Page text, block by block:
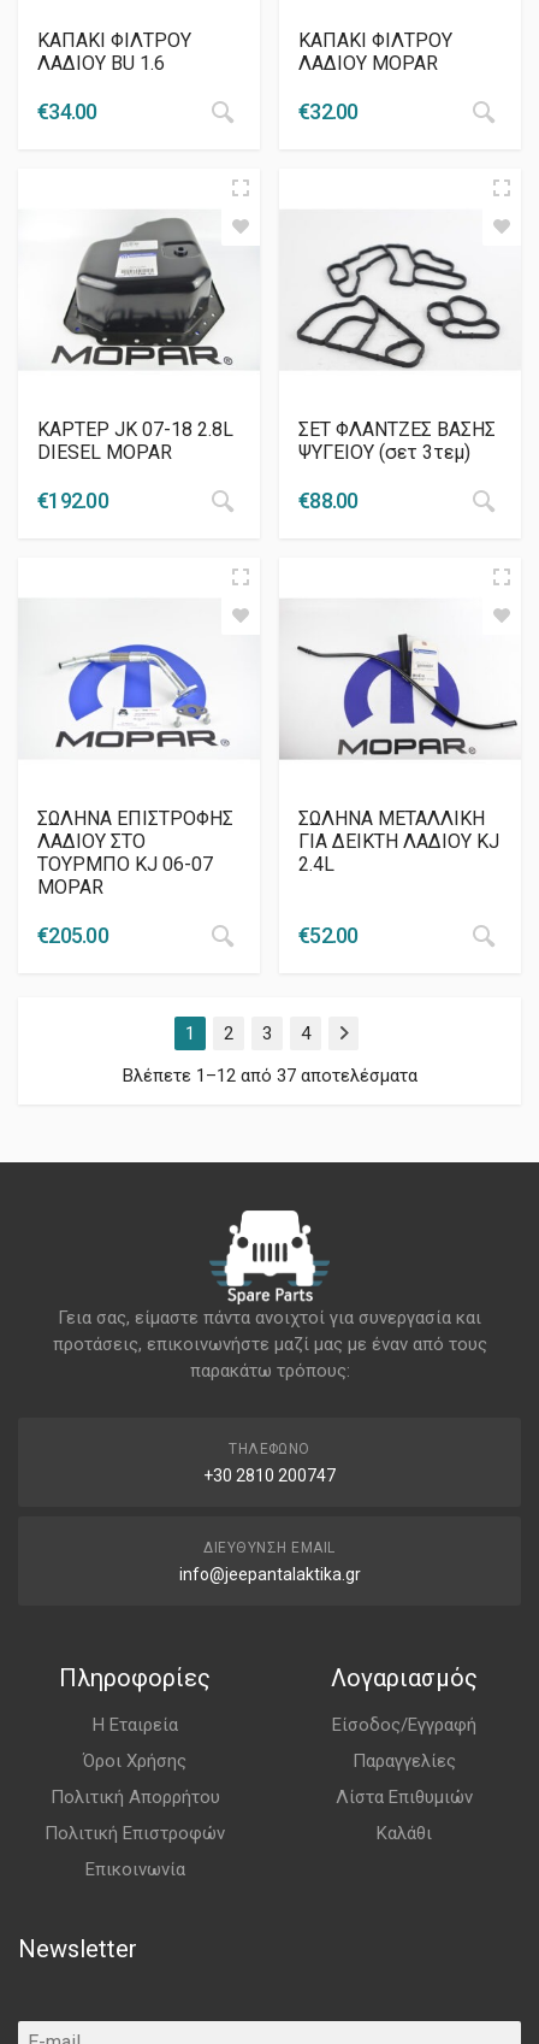
ΚΑΠΑΚΙ ΦΙΛΤΡΟΥ
ΛΑΔΙΟΥ BU 1.6
€34.00
ΚΑΠΑΚΙ ΦΙΛΤΡΟΥ
ΛΑΔΙΟΥ MOPAR
€32.00
ΚΑΡΤΕΡ JK 07-18 2.8L
DIESEL MOPAR
€192.00
ΣΕΤ ΦΛΑΝΤΖΕΣ ΒΑΣΗΣ
ΨΥΓΕΙΟΥ (σετ 3τεμ)
€88.00
ΣΩΛΗΝΑ ΕΠΙΣΤΡΟΦΗΣ
ΛΑΔΙΟΥ ΣΤΟ
ΤΟΥΡΜΠΟ KJ 06-07
MOPAR
€205.00
ΣΩΛΗΝΑ ΜΕΤΑΛΛΙΚΗ
ΓΙΑ ΔΕΙΚΤΗ ΛΑΔΙΟΥ KJ
2.4L
€52.00
1 2 3 4
Επόμενο
Βλέπετε 1–12 από 37 αποτελέσματα
Γεια σας, είμαστε πάντα ανοιχτοί για συνεργασία και
προτάσεις, επικοινωνήστε μαζί μας με έναν από τους
παρακάτω τρόπους:
ΤΗΛΈΦΩΝΟ
+30 2810 200747
ΔΙΕΎΘΥΝΣΗ EMAIL
info@jeepantalaktika.gr
Πληροφορίες
Η Εταιρεία
Όροι Χρήσης
Πολιτική Απορρήτου
Πολιτική Επιστροφών
Επικοινωνία
Λογαριασμός
Είσοδος/Εγγραφή
Παραγγελίες
Λίστα Επιθυμιών
Καλάθι
Newsletter